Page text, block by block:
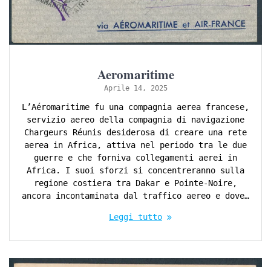
Aeromaritime
Aprile 14, 2025
L’Aéromaritime fu una compagnia aerea francese,
servizio aereo della compagnia di navigazione
Chargeurs Réunis desiderosa di creare una rete
aerea in Africa, attiva nel periodo tra le due
guerre e che forniva collegamenti aerei in
Africa. I suoi sforzi si concentreranno sulla
regione costiera tra Dakar e Pointe-Noire,
ancora incontaminata dal traffico aereo e dove…
Leggi tutto